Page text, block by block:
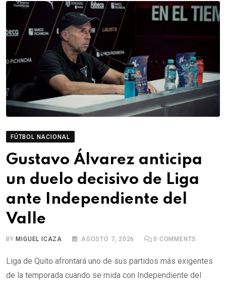
FÚTBOL NACIONAL
Gustavo Álvarez anticipa
un duelo decisivo de Liga
ante Independiente del
Valle
BY MIGUEL ICAZA AGOSTO 7, 2026 0 COMMENTS
Liga de Quito afrontará uno de sus partidos más exigentes
de la temporada cuando se mida con Independiente del